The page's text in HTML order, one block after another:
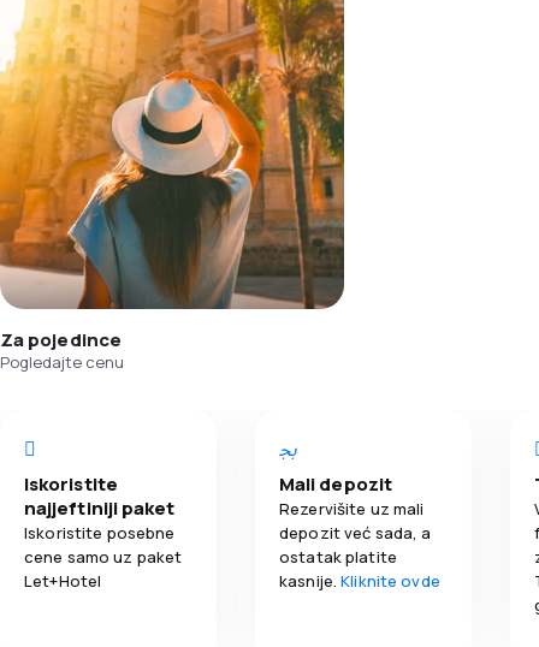
Za pojedince
Pogledajte cenu
Iskoristite
najjeftiniji paket
Iskoristite posebne
cene samo uz paket
Let+Hotel
Mali depozit
Rezervišite uz mali
depozit već sada, a
ostatak platite
kasnije.Kliknite ovde